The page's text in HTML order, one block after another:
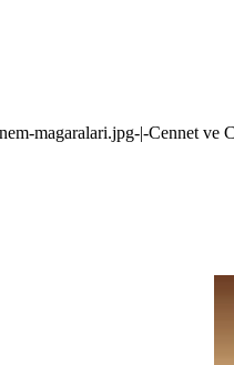
magaralari.jpg-|-Cennet ve